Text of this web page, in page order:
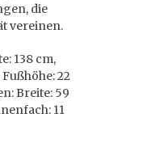
die
vereinen.
138 cm,
22
Breite: 59
11